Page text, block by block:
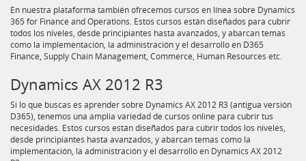
En nuestra plataforma también ofrecemos cursos en línea sobre Dynamics
365 for Finance and Operations. Estos cursos están diseñados para cubrir
todos los niveles, desde principiantes hasta avanzados, y abarcan temas
como la implementación, la administración y el desarrollo en D365
Finance, Supply Chain Management, Commerce, Human Resources etc.
Dynamics AX 2012 R3
Si lo que buscas es aprender sobre Dynamics AX 2012 R3 (antigua versión
D365), tenemos una amplia variedad de cursos online para cubrir tus
necesidades. Estos cursos están diseñados para cubrir todos los niveles,
desde principiantes hasta avanzados, y abarcan temas como la
implementación, la administración y el desarrollo en Dynamics AX 2012